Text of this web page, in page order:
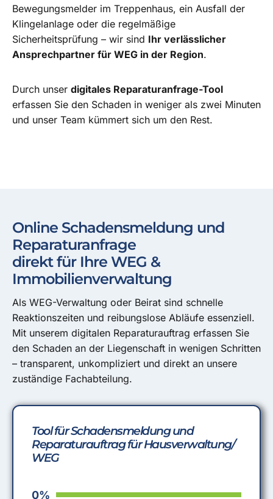
Bewegungsmelder im Treppenhaus, ein Ausfall der
Klingelanlage oder die regelmäßige
Sicherheitsprüfung – wir sind Ihr verlässlicher
Ansprechpartner für WEG in der Region.
Durch unser digitales Reparaturanfrage-Tool
erfassen Sie den Schaden in weniger als zwei Minuten
und unser Team kümmert sich um den Rest.
Online Schadensmeldung und
Reparaturanfrage
direkt für Ihre WEG &
Immobilienverwaltung
Als WEG-Verwaltung oder Beirat sind schnelle
Reaktionszeiten und reibungslose Abläufe essenziell.
Mit unserem digitalen Reparaturauftrag erfassen Sie
den Schaden an der Liegenschaft in wenigen Schritten
– transparent, unkompliziert und direkt an unsere
zuständige Fachabteilung.
Tool für Schadensmeldung und
Reparaturauftrag für Hausverwaltung/
WEG
0%